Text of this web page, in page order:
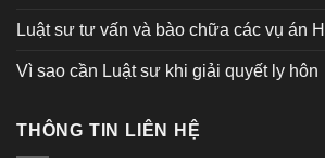
Luật sư tư vấn và bào chữa các vụ án
Vì sao cần Luật sư khi giải quyết ly hôn
THÔNG TIN LIÊN HỆ